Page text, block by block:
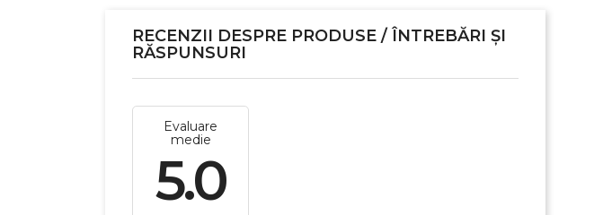
RECENZII DESPRE PRODUSE / ÎNTREBĂRI ȘI
RĂSPUNSURI
Evaluare
medie
5.0